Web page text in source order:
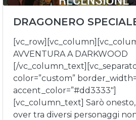
DRAGONERO
AVVENTURA A DARKWOOD
[/
color=”custom”
accent_color=”#dd3333″]
[vc_column_text] Sarò onesto,
over tra diversi personaggi